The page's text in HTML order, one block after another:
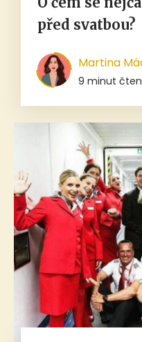
před svatbou?
Martina
9 minut